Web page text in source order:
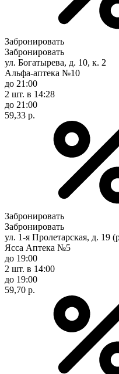
Забронировать
Забронировать
ул. Богатырева, д. 10, к. 2
Альфа-аптека №10
до 21:00
2 шт. в 14:28
до 21:00
59,33 р.
Забронировать
Забронировать
ул. 1-я Пролетарская, д. 19
Ясса Аптека №5
до 19:00
2 шт. в 14:00
до 19:00
59,70 р.